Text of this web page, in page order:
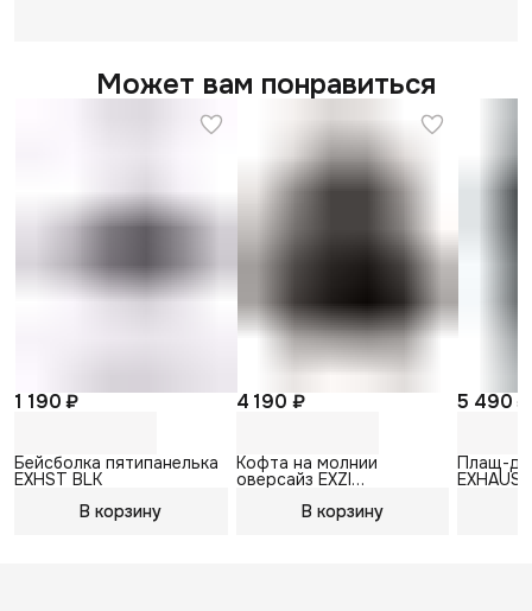
Может вам понравиться
1 190 ₽
Бейсболка пятипанелька
EXHST BLK
В корзину
4 190 ₽
Кофта на молнии
оверсайз EXZI
В корзину
5 490 ₽
Плащ-
EXHAUST